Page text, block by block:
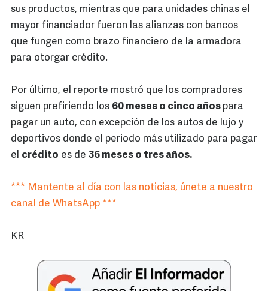
sus productos, mientras que para unidades chinas el
mayor financiador fueron las alianzas con bancos
que fungen como brazo financiero de la armadora
para otorgar crédito.
Por último, el reporte mostró que los compradores
siguen prefiriendo los 60 meses o cinco años para
pagar un auto, con excepción de los autos de lujo y
deportivos donde el periodo más utilizado para pagar
el crédito es de 36 meses o tres años.
*** Mantente al día con las noticias, únete a nuestro
canal de WhatsApp ***
KR